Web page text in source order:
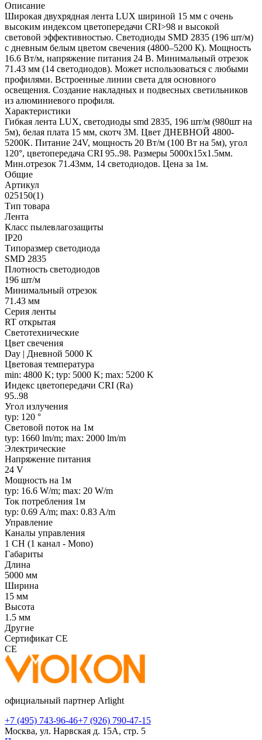
Описание
Широкая двухрядная лента LUX шириной 15 мм с очень
высоким индексом цветопередачи CRI>98 и высокой
световой эффективностью. Светодиоды SMD 2835 (196 шт/м)
с дневным белым цветом свечения (4800–5200 К). Мощность
16.6 Вт/м, напряжение питания 24 В. Минимальный отрезок
71.43 мм (14 светодиодов). Может использоваться с любыми
профилями. Встроенные линии света для основного
освещения. Создание накладных и подвесных светильников
из алюминиевого профиля.
Характеристики
Гибкая лента LUX, светодиоды smd 2835, 196 шт/м (980шт на
5м), белая плата 15 мм, скотч 3М. Цвет ДНЕВНОЙ 4800-
5200K. Питание 24V, мощность 20 Вт/м (100 Вт на 5м), угол
120°, цветопередача CRI 95..98. Размеры 5000х15x1.5мм.
Мин.отрезок 71.43мм, 14 светодиодов. Цена за 1м.
Общие
Артикул
025150(1)
Тип товара
Лента
Класс пылевлагозащиты
IP20
Типоразмер светодиода
SMD 2835
Плотность светодиодов
196 шт/м
Минимальный отрезок
71.43 мм
Серия ленты
RT открытая
Светотехнические
Цвет свечения
Day | Дневной 5000 K
Цветовая температура
min: 4800 K; typ: 5000 K; max: 5200 K
Индекс цветопередачи CRI (Ra)
95..98
Угол излучения
typ: 120 °
Световой поток на 1м
typ: 1660 lm/m; max: 2000 lm/m
Электрические
Напряжение питания
24 V
Мощность на 1м
typ: 16.6 W/m; max: 20 W/m
Ток потребления 1м
typ: 0.69 A/m; max: 0.83 A/m
Управление
Каналы управления
1 CH (1 канал - Mono)
Габариты
Длина
5000 мм
Ширина
15 мм
Высота
1.5 мм
Другие
Сертификат CE
CE
официальный партнер Arlight
+7 (495) 743-96-46+7 (926) 790-47-15
Москва, ул. Нарвская д. 15А, стр. 5